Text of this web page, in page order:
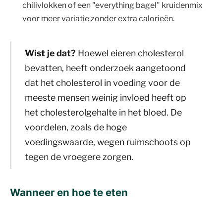
chilivlokken of een "everything bagel" kruidenmix
voor meer variatie zonder extra calorieën.
Wist je dat? Hoewel eieren cholesterol
bevatten, heeft onderzoek aangetoond
dat het cholesterol in voeding voor de
meeste mensen weinig invloed heeft op
het cholesterolgehalte in het bloed. De
voordelen, zoals de hoge
voedingswaarde, wegen ruimschoots op
tegen de vroegere zorgen.
Wanneer en hoe te eten